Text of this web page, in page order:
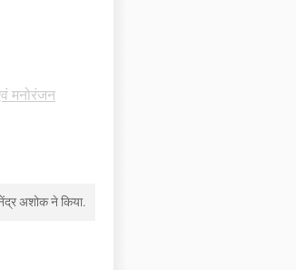
मनोरंजन
अशोकने किया.